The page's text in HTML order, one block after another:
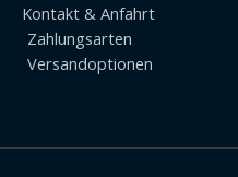
Kontakt & Anfahrt
Zahlungsarten
Versandoptionen